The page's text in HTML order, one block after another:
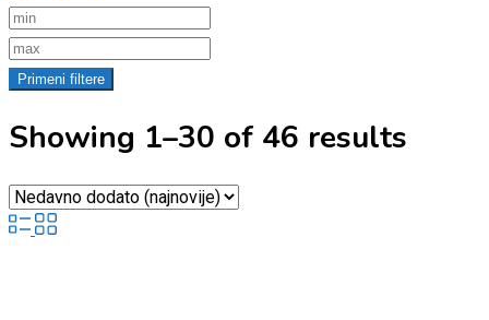
Primeni filtere
Showing 1–30 of 46 results